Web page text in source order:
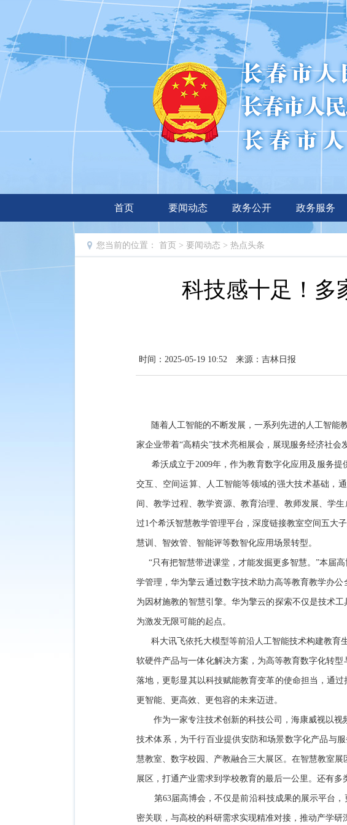
首页 要闻动态 政务公开 政务服务
您当前的位置： 首页 > 要闻动态 > 热点头条
科技感十足！多
时间：2025-05-19 10:52 来源：吉林日报
随着人工智能的不断发展，一系列先进的人工智能
家企业带着“高精尖”技术亮相展会，展现服务经济社
希沃成立于2009年，作为教育数字化应用及服务提
交互、空间运算、人工智能等领域的强大技术基础，
间、教学过程、教学资源、教育治理、教师发展、学
过1个希沃智慧教学管理平台，深度链接教室空间五大
慧训、智效管、智能评等数智化应用场景转型。
“只有把智慧带进课堂，才能发掘更多智慧。”本届
学管理，华为擎云通过数字技术助力高等教育教学办
为因材施教的智慧引擎。华为擎云的探索不仅是技术
为激发无限可能的起点。
科大讯飞依托大模型等前沿人工智能技术构建教育
软硬件产品与一体化解决方案，为高等教育数字化转
落地，更彰显其以科技赋能教育变革的使命担当，通
更智能、更高效、更包容的未来迈进。
作为一家专注技术创新的科技公司，海康威视以视
技术体系，为千行百业提供安防和场景数字化产品与
慧教室、数字校园、产教融合三大展区。在智慧教室
展区，打通产业需求到学校教育的最后一公里。还有
第63届高博会，不仅是前沿科技成果的展示平台，
密关联，与高校的科研需求实现精准对接，推动产学研